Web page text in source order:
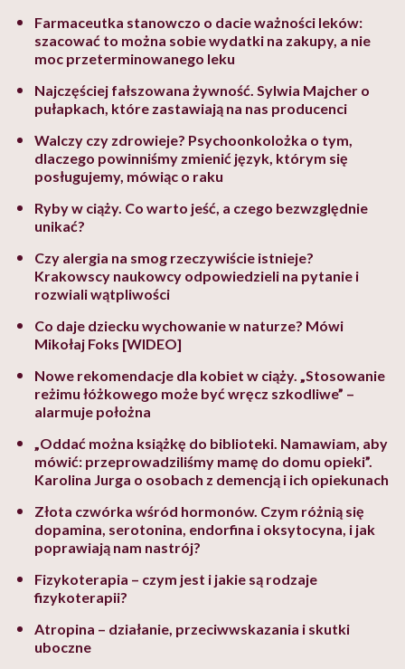
Farmaceutka stanowczo o dacie ważności leków:
szacować to można sobie wydatki na zakupy, a nie
moc przeterminowanego leku
Najczęściej fałszowana żywność. Sylwia Majcher o
pułapkach, które zastawiają na nas producenci
Walczy czy zdrowieje? Psychoonkolożka o tym,
dlaczego powinniśmy zmienić język, którym się
posługujemy, mówiąc o raku
Ryby w ciąży. Co warto jeść, a czego bezwzględnie
unikać?
Czy alergia na smog rzeczywiście istnieje?
Krakowscy naukowcy odpowiedzieli na pytanie i
rozwiali wątpliwości
Co daje dziecku wychowanie w naturze? Mówi
Mikołaj Foks [WIDEO]
Nowe rekomendacje dla kobiet w ciąży. „Stosowanie
reżimu łóżkowego może być wręcz szkodliwe” –
alarmuje położna
„Oddać można książkę do biblioteki. Namawiam, aby
mówić: przeprowadziliśmy mamę do domu opieki”.
Karolina Jurga o osobach z demencją i ich opiekunach
Złota czwórka wśród hormonów. Czym różnią się
dopamina, serotonina, endorfina i oksytocyna, i jak
poprawiają nam nastrój?
Fizykoterapia – czym jest i jakie są rodzaje
fizykoterapii?
Atropina – działanie, przeciwwskazania i skutki
uboczne